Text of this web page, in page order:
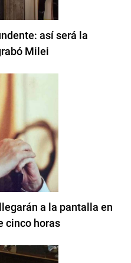
así será la
Milei
a la pantalla en
cinco horas